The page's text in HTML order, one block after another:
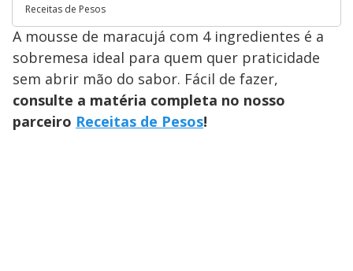
Receitas de Pesos
A mousse de maracujá com 4 ingredientes é a
sobremesa ideal para quem quer praticidade
sem abrir mão do sabor. Fácil de fazer,
consulte a matéria completa no nosso
parceiro Receitas de Pesos!